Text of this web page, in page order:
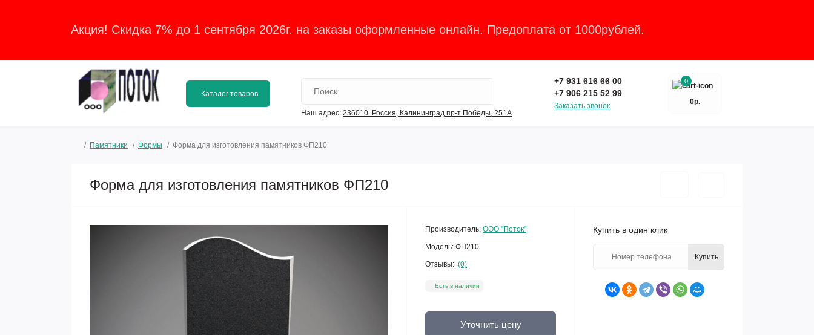
Акция! Скидка 7% до 1 сентября 2026г. на заказы оформленные онлайн. Предоплата от 1000рублей.
Каталог товаров
Наш адрес: 236010. Россия, Калининград пр-т Победы, 251А
+7 931 616 66 00
+7 906 215 52 99
Заказать звонок
0
0р.
Памятники Формы Форма для изготовления памятников ФП210
Форма для изготовления памятников ФП210
Производитель: ООО "Поток"
Модель: ФП210
Отзывы: (0)
Есть в наличии
Уточнить цену
Купить в один клик
Купить